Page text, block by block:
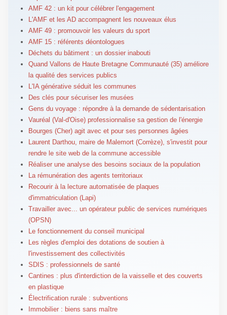
AMF 42 : un kit pour célébrer l'engagement
L'AMF et les AD accompagnent les nouveaux élus
AMF 49 : promouvoir les valeurs du sport
AMF 15 : référents déontologues
Déchets du bâtiment : un dossier inabouti
Quand Vallons de Haute Bretagne Communauté (35) améliore
la qualité des services publics
L'IA générative séduit les communes
Des clés pour sécuriser les musées
Gens du voyage : répondre à la demande de sédentarisation
Vauréal (Val-d'Oise) professionnalise sa gestion de l'énergie
Bourges (Cher) agit avec et pour ses personnes âgées
Laurent Darthou, maire de Malemort (Corrèze), s'investit pour
rendre le site web de la commune accessible
Réaliser une analyse des besoins sociaux de la population
La rémunération des agents territoriaux
Recourir à la lecture automatisée de plaques
d'immatriculation (Lapi)
Travailler avec... un opérateur public de services numériques
(OPSN)
Le fonctionnement du conseil municipal
Les règles d'emploi des dotations de soutien à
l'investissement des collectivités
SDIS : professionnels de santé
Cantines : plus d'interdiction de la vaisselle et des couverts
en plastique
Électrification rurale : subventions
Immobilier : biens sans maître